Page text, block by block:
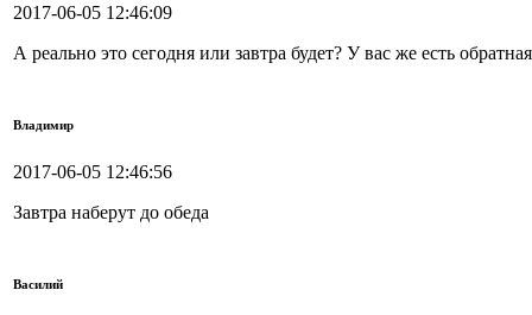
2017-06-05 12:46:09
А реально это сегодня или завтра будет? У вас же есть
Владимир
2017-06-05 12:46:56
Завтра наберут до обеда
Василий